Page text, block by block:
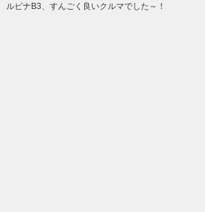
ルピナB3、すんごく良いクルマでした～！